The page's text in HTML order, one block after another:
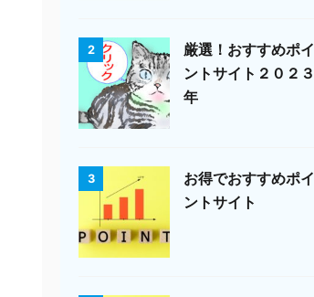
2
厳選！おすすめポイ
ントサイト２０２３
年
3
お得でおすすめポイ
ントサイト